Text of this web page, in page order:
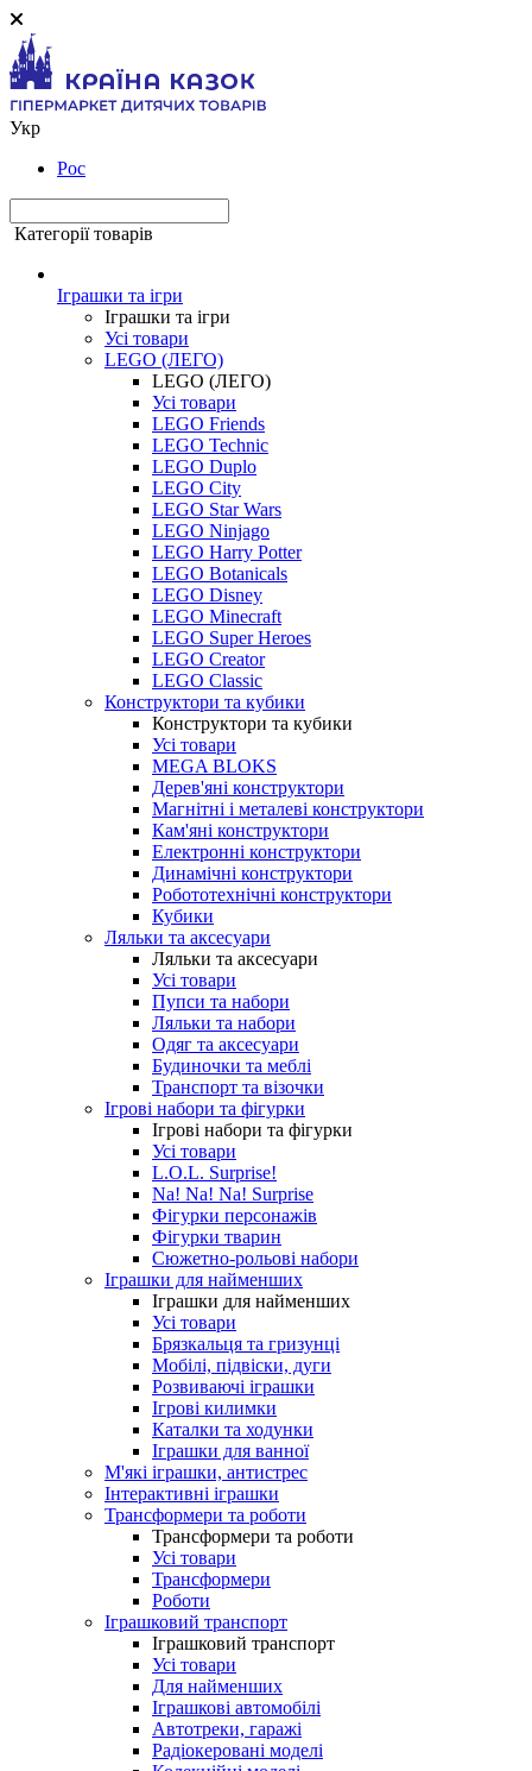
Укр
Рос
Категорії товарів
Іграшки та ігри
Іграшки та ігри
Усі товари
LEGO (ЛЕГО)
LEGO (ЛЕГО)
Усі товари
LEGO Friends
LEGO Technic
LEGO Duplo
LEGO City
LEGO Star Wars
LEGO Ninjago
LEGO Harry Potter
LEGO Botanicals
LEGO Disney
LEGO Minecraft
LEGO Super Heroes
LEGO Creator
LEGO Classic
Конструктори та кубики
Конструктори та кубики
Усі товари
MEGA BLOKS
Дерев'яні конструктори
Магнітні і металеві конструктори
Кам'яні конструктори
Електронні конструктори
Динамічні конструктори
Робототехнічні конструктори
Кубики
Ляльки та аксесуари
Ляльки та аксесуари
Усі товари
Пупси та набори
Ляльки та набори
Одяг та аксесуари
Будиночки та меблі
Транспорт та візочки
Ігрові набори та фігурки
Ігрові набори та фігурки
Усі товари
L.O.L. Surprise!
Na! Na! Na! Surprise
Фігурки персонажів
Фігурки тварин
Сюжетно-рольові набори
Іграшки для найменших
Іграшки для найменших
Усі товари
Брязкальця та гризунці
Мобілі, підвіски, дуги
Розвиваючі іграшки
Ігрові килимки
Каталки та ходунки
Іграшки для ванної
М'які іграшки, антистрес
Інтерактивні іграшки
Трансформери та роботи
Трансформери та роботи
Усі товари
Трансформери
Роботи
Іграшковий транспорт
Іграшковий транспорт
Усі товари
Для найменших
Іграшкові автомобілі
Автотреки, гаражі
Радіокеровані моделі